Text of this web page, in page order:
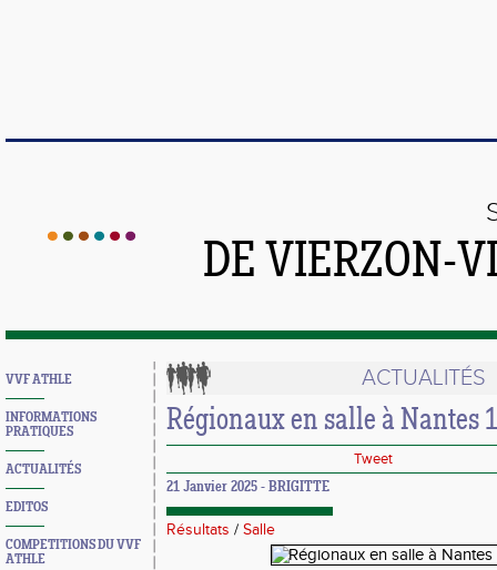
DE VIERZON-
VVF ATHLE
INFORMATIONS
PRATIQUES
ACTUALITÉS
EDITOS
COMPETITIONS DU VVF
ATHLE
ACTUALITÉS
Régionaux en salle à Nantes
Tweet
21 Janvier 2025 - BRIGITTE
Résultats / Salle